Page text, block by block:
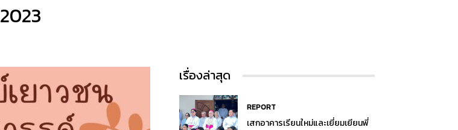
เรื่องล่าสุด
REPORT
เสกอาคารเรียนใหม่และเยี่ยมเยียนพี่